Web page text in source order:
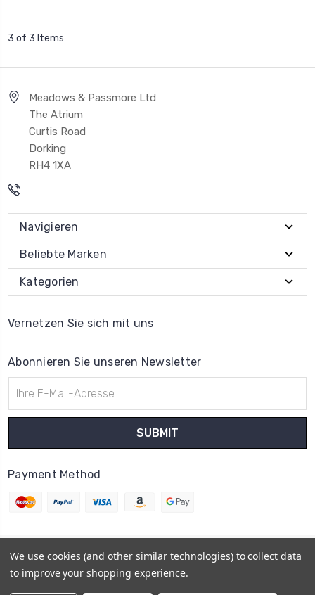
3 of 3 Items
Meadows & Passmore Ltd
The Atrium
Curtis Road
Dorking
RH4 1XA
Navigieren
Beliebte Marken
Kategorien
Vernetzen Sie sich mit uns
Abonnieren Sie unseren Newsletter
Mail-
Adresse
Payment Method
© 2026 Uhrenteile Lager
Powered byBigCommerce
We use cookies (and other similar technologies) to collect data
to improve your shopping experience.